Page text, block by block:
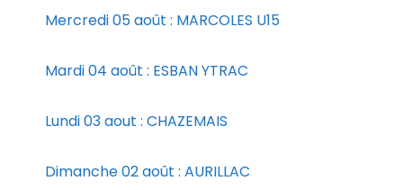
Mercredi 05 août : MARCOLES U15
Mardi 04 août : ESBAN YTRAC
Lundi 03 aout : CHAZEMAIS
Dimanche 02 août : AURILLAC